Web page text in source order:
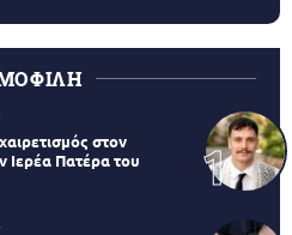
στον
Ιερέα Πατέρα του